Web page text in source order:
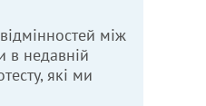
між
в недавній
які ми